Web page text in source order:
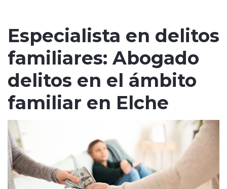
Especialista en delitos
familiares: Abogado
delitos en el ámbito
familiar en Elche